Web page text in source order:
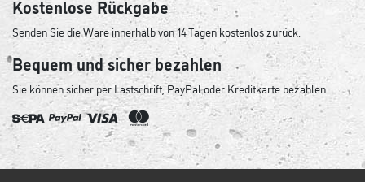
Kostenlose Rückgabe
Senden Sie die Ware innerhalb von 14 Tagen kostenlos zurück.
Bequem und sicher bezahlen
Sie können sicher per Lastschrift, PayPal oder Kreditkarte bezahlen.